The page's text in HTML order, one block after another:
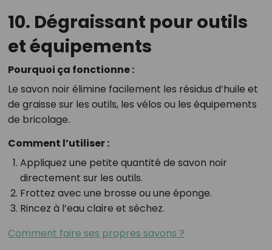
10. Dégraissant pour outils
et équipements
Pourquoi ça fonctionne :
Le savon noir élimine facilement les résidus d’huile et
de graisse sur les outils, les vélos ou les équipements
de bricolage.
Comment l’utiliser :
Appliquez une petite quantité de savon noir
directement sur les outils.
Frottez avec une brosse ou une éponge.
Rincez à l’eau claire et séchez.
Comment faire ses propres savons ?